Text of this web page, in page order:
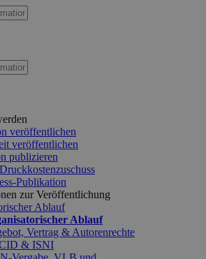
veröffentlichen
veröffentlichen
publizieren
Publikation
zur Veröffentlichung
Ablauf
Ablauf
Vertrag & Autorenrechte
& ISNI